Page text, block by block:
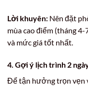
Lời khuyên: Nên đặt
mùa cao điểm (tháng
và mức giá tốt nhất.
4. Gợi ý lịch trình 2
Để tận hưởng trọn vẹn